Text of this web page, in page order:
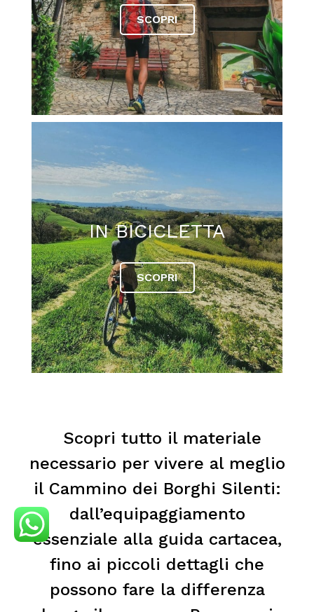
SCOPRI
IN BICICLETTA
SCOPRI
Scopri tutto il materiale
necessario per vivere al meglio
il Cammino dei Borghi Silenti:
dall’equipaggiamento
essenziale alla guida cartacea,
fino ai piccoli dettagli che
possono fare la differenza